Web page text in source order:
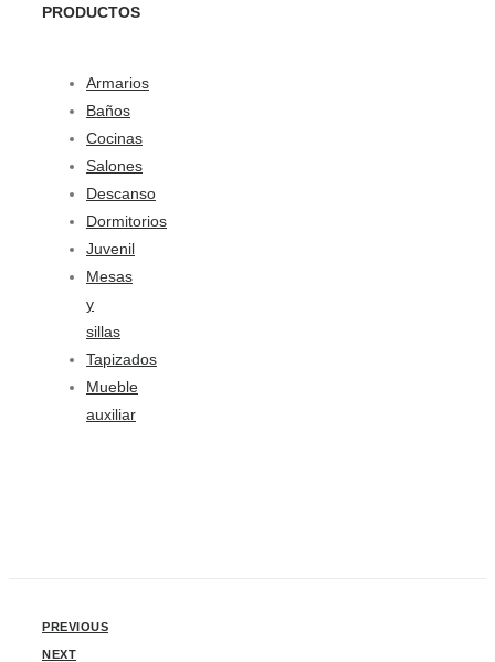
PRODUCTOS
Armarios
Baños
Cocinas
Salones
Descanso
Dormitorios
Juvenil
Mesas
y
sillas
Tapizados
Mueble
auxiliar
PREVIOUS
NEXT